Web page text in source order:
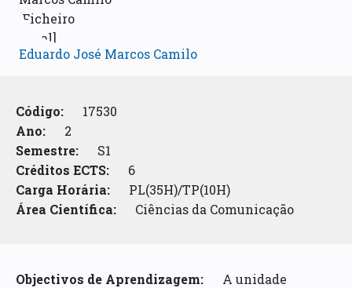
Eduardo José Marcos Camilo
Código:
17530
Ano:
2
Semestre:
S1
Créditos ECTS:
6
Carga Horária:
PL(35H)/TP(10H)
Área Científica:
Ciências da Comunicação
Objectivos de Aprendizagem:
A unidade